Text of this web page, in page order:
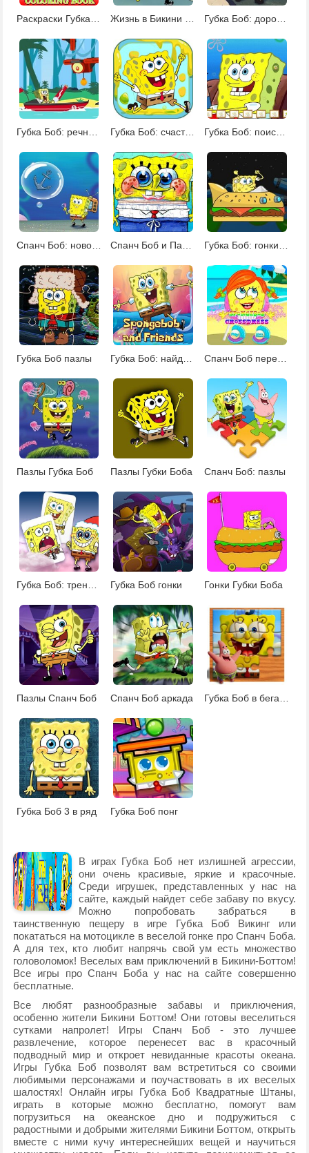
Губка Боб: дорожный хаос
Губка Боб: счастливый стакан Губка Боб: поиск скрытых значков
Спанч Боб: новости Бикини Боттом
Губка Боб пазлы Спанч Боб переодевается
Пазлы Губка Боб Пазлы Губки Боба Спанч Боб: пазлы
Губка Боб гонки Гонки Губки Боба
Пазлы Спанч Боб Спанч Боб аркада
Губка Боб 3 в ряд Губка Боб понг
В играх Губка Боб нет излишней агрессии,
они очень красивые, яркие и красочные.
Среди игрушек, представленных у нас на
сайте, каждый найдет себе забаву по вкусу.
Можно попробовать забраться в
таинственную пещеру в игре Губка Боб Викинг или
покататься на мотоцикле в веселой гонке про Спанч Боба.
А для тех, кто любит напрячь свой ум есть множество
головоломок! Веселых вам приключений в Бикини-Боттом!
Все игры про Спанч Боба у нас на сайте совершенно
бесплатные.
Все любят разнообразные забавы и приключения,
особенно жители Бикини Боттом! Они готовы веселиться
сутками напролет! Игры Спанч Боб - это лучшее
развлечение, которое перенесет вас в красочный
подводный мир и откроет невиданные красоты океана.
Игры Губка Боб позволят вам встретиться со своими
любимыми персонажами и поучаствовать в их веселых
шалостях! Онлайн игры Губка Боб Квадратные Штаны,
играть в которые можно бесплатно, помогут вам
погрузиться на океанское дно и подружиться с
радостными и добрыми жителями Бикини Боттом, открыть
вместе с ними кучу интереснейших вещей и научиться